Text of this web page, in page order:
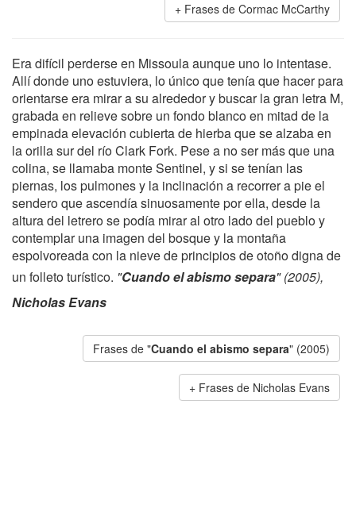
Frases de Cormac McCarthy
Era difícil perderse en Missoula aunque uno lo intentase.
Allí donde uno estuviera, lo único que tenía que hacer para
orientarse era mirar a su alrededor y buscar la gran letra M,
grabada en relieve sobre un fondo blanco en mitad de la
empinada elevación cubierta de hierba que se alzaba en
la orilla sur del río Clark Fork. Pese a no ser más que una
colina, se llamaba monte Sentinel, y si se tenían las
piernas, los pulmones y la inclinación a recorrer a pie el
sendero que ascendía sinuosamente por ella, desde la
altura del letrero se podía mirar al otro lado del pueblo y
contemplar una imagen del bosque y la montaña
espolvoreada con la nieve de principios de otoño digna de
un folleto turístico. "Cuando el abismo separa" (2005),
Nicholas Evans
Frases de "Cuando el abismo separa" (2005)
Frases de Nicholas Evans